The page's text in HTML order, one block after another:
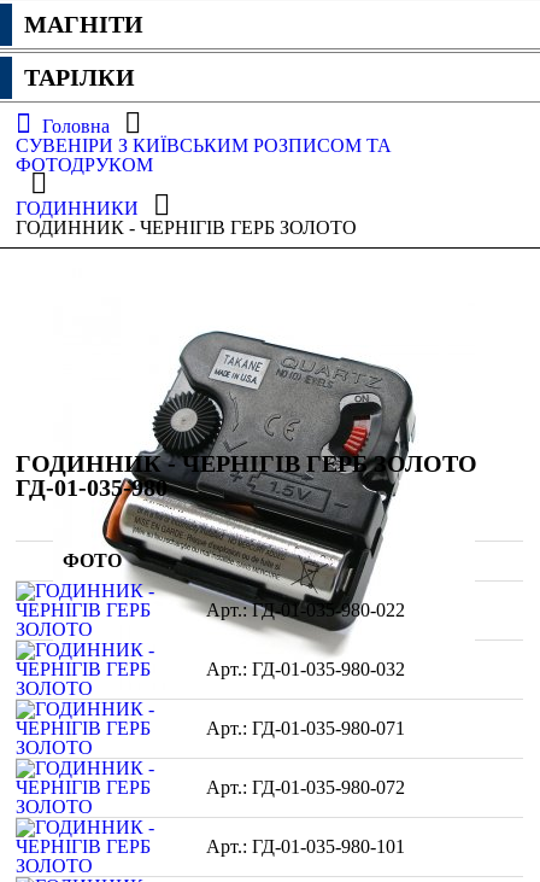
МАГНІТИ
ТАРІЛКИ
Головна
СУВЕНІРИ З КИЇВСЬКИМ РОЗПИСОМ ТА
ФОТОДРУКОМ
ГОДИННИКИ
ГОДИННИК - ЧЕРНІГІВ ГЕРБ ЗОЛОТО
ГОДИННИК - ЧЕРНІГІВ ГЕРБ ЗОЛОТО
ГД-01-035-980
ФОТО
ГД-01-035-980-022
ГД-01-035-980-032
ГД-01-035-980-071
ГД-01-035-980-072
ГД-01-035-980-101